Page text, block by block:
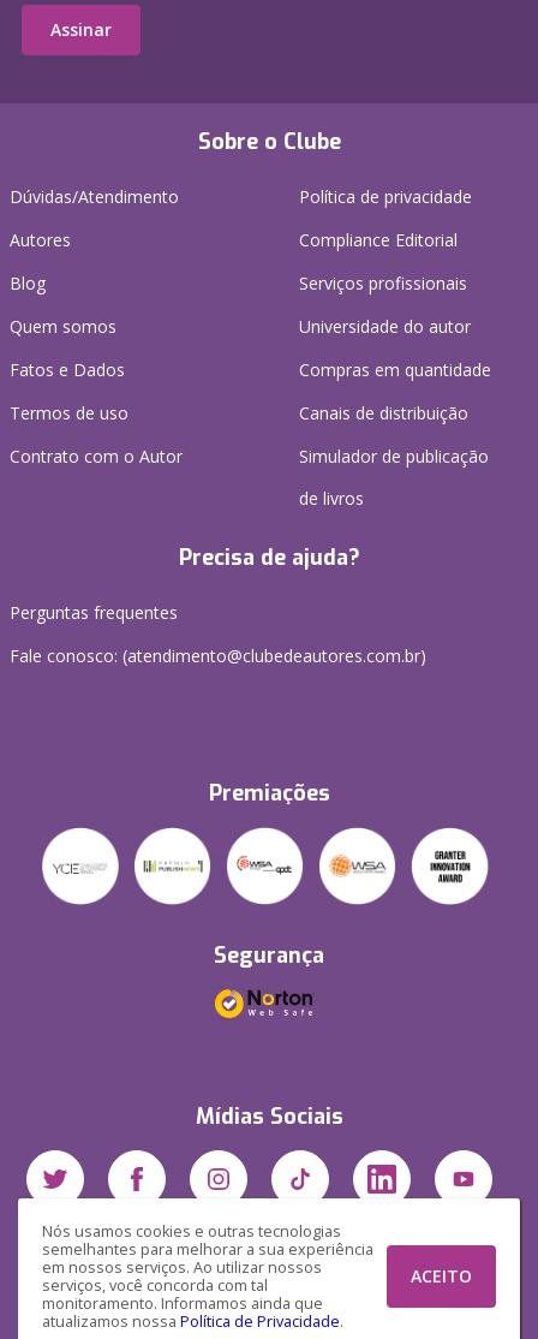
Nós usamos cookies e outras tecnologias
semelhantes para melhorar a sua experiência
em nossos serviços. Ao utilizar nossos
serviços, você concorda com tal
monitoramento. Informamos ainda que
atualizamos nossa Política de Privacidade.
ACEITO
Sobre o Clube
Dúvidas/Atendimento
Autores
Blog
Quem somos
Fatos e Dados
Termos de uso
Contrato com o Autor
Política de privacidade
Compliance Editorial
Serviços profissionais
Universidade do autor
Compras em quantidade
Canais de distribuição
Simulador de publicação
de livros
Precisa de ajuda?
Perguntas frequentes
Fale conosco: (atendimento@clubedeautores.com.br)
Premiações
Segurança
Mídias Sociais
Assinar